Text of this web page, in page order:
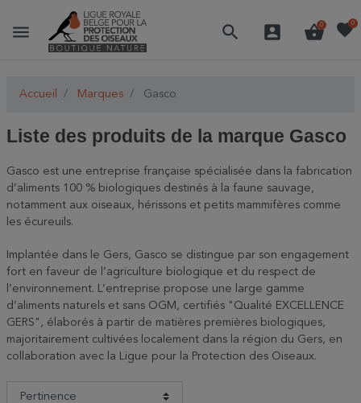
menu search account_box shopping_basket
0 favorite0
Accueil Marques Gasco
Liste des produits de la marque Gasco
Gasco est une entreprise française spécialisée dans la fabrication
d’aliments 100 % biologiques destinés à la faune sauvage,
notamment aux oiseaux, hérissons et petits mammifères comme
les écureuils.
Implantée dans le Gers, Gasco se distingue par son engagement
fort en faveur de l’agriculture biologique et du respect de
l’environnement. L’entreprise propose une large gamme
d’aliments naturels et sans OGM, certifiés "Qualité EXCELLENCE
GERS", élaborés à partir de matières premières biologiques,
majoritairement cultivées localement dans la région du Gers, en
collaboration avec la Ligue pour la Protection des Oiseaux.